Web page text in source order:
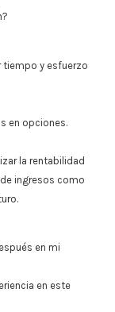
tiempo y esfuerzo
en opciones.
la rentabilidad
ingresos como
en mi
en este